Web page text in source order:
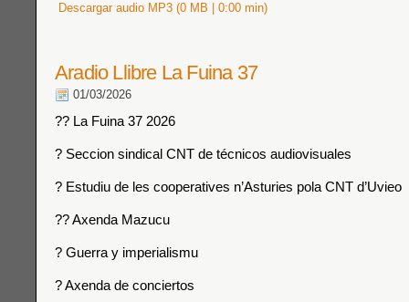
Descargar audio MP3 (0 MB | 0:00 min)
Aradio Llibre La Fuina 37
01/03/2026
?? La Fuina 37 2026
? Seccion sindical CNT de técnicos audiovisuales
? Estudiu de les cooperatives n’Asturies pola CNT d’Uvieo
?? Axenda Mazucu
? Guerra y imperialismu
? Axenda de conciertos